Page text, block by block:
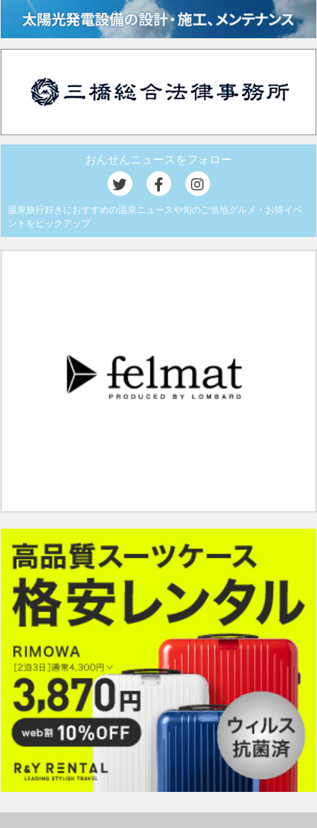
おんせんニュースをフォロー
温泉旅行好きにおすすめの温泉ニュースや旬のご当地グルメ・お得イベ
ントをピックアップ